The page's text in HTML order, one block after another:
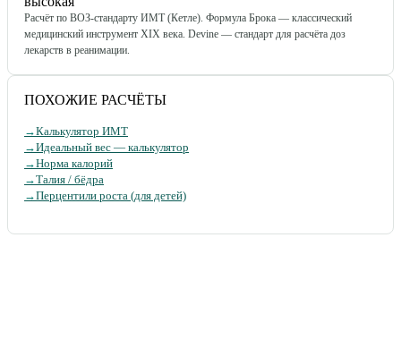
Расчёт по ВОЗ-стандарту ИМТ (Кетле). Формула Брока — классический
медицинский инструмент XIX века. Devine — стандарт для расчёта доз
лекарств в реанимации.
ПОХОЖИЕ РАСЧЁТЫ
→Калькулятор ИМТ
→Идеальный вес — калькулятор
→Норма калорий
→Талия / бёдра
→Перцентили роста (для детей)